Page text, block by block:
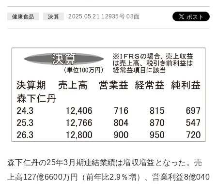
健康食品 決算 2025.05.21 12935号 03面
森下仁丹の25年3月期連結業績は増収増益となった。売
上高127億6600万円（前年比2.9％増）、営業利益8億040